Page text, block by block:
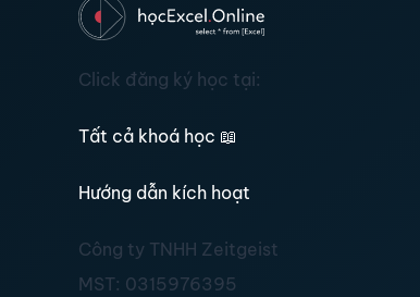
Click đăng ký học tại:
Tất cả khoá học 📖
Hướng dẫn kích hoạt
Công ty TNHH Zeitgeist
MST: 0315976395